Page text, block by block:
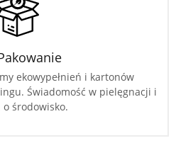
ekowypełnień i kartonów
Świadomość w pielęgnacji i
środowisko.